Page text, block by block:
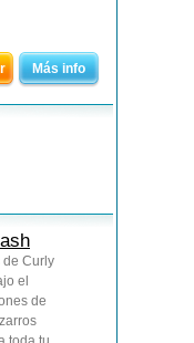
Más info
de Curly
el
de